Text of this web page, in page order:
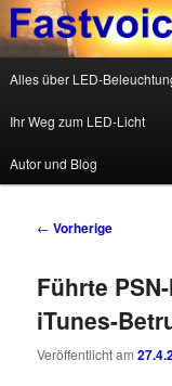
Wolfgang Messer
Zum Inhalt wechseln
Zum sekundären Inhalt
Alles über LED-
Ihr Weg zum LED-Licht
Autor und Blog
Beitrags-Navigation
← Vorherige
Führte
iTunes-
Veröffentlicht am